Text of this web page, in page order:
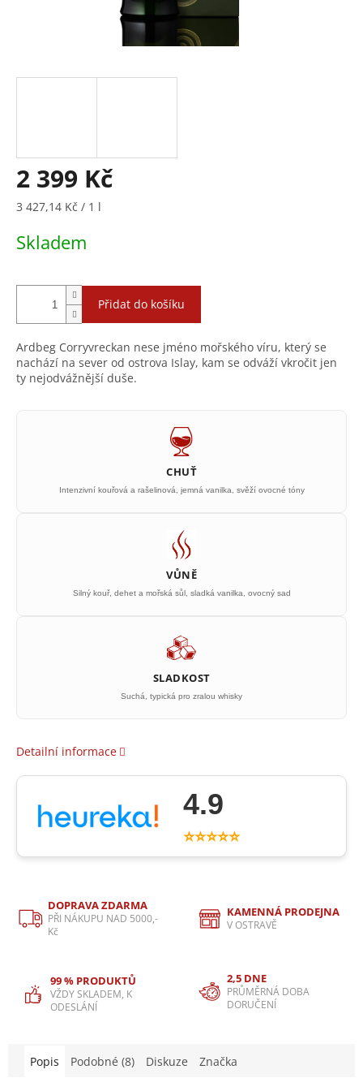
2 399 Kč
Měrná
3 427,14 Kč / 1 l
Skladem
Přidat do košíku
Ardbeg Corryvreckan nese jméno mořského víru, který se
nachází na sever od ostrova Islay, kam se odváží vkročit jen
ty nejodvážnější duše.
CHUŤ
Intenzivní kouřová a rašelinová, jemná vanilka, svěží ovocné tóny
VŮNĚ
Silný kouř, dehet a mořská sůl, sladká vanilka, ovocný sad
SLADKOST
Suchá, typická pro zralou whisky
Detailní informace
4.9
⭐⭐⭐⭐⭐
DOPRAVA ZDARMA
PŘI NÁKUPU NAD 5000,-
Kč
KAMENNÁ PRODEJNA
V OSTRAVĚ
99 % PRODUKTŮ
VŽDY SKLADEM, K
ODESLÁNÍ
2,5 DNE
PRŮMĚRNÁ DOBA
DORUČENÍ
Popis Podobné (8) Diskuze Značka